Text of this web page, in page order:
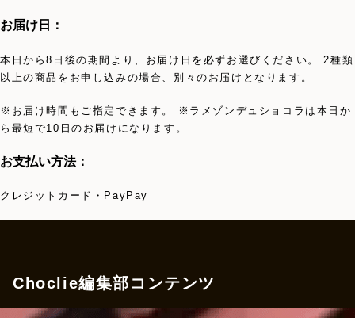
お届け日：
本日から8日後の期間より、お届け日を必ずお選びください。 2種類
以上の商品をお申し込みの場合、別々のお届けとなります。
※お届け時間もご指定できます。 ※ラメゾンデュショコラは本日か
ら最短で10日のお届けになります。
お支払い方法：
クレジットカード・PayPay
Choclie編集部コンテンツ